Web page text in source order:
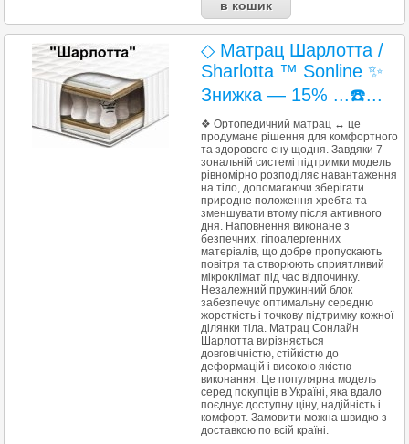
◇ Матрац Шарлотта /
Sharlotta ™ Sonline ✨
Знижка — 15% ...☎️...
❖ Ортопедичний матрац ↔ це
продумане рішення для комфортного
та здорового сну щодня. Завдяки 7-
зональній системі підтримки модель
рівномірно розподіляє навантаження
на тіло, допомагаючи зберігати
природне положення хребта та
зменшувати втому після активного
дня. Наповнення виконане з
безпечних, гіпоалергенних
матеріалів, що добре пропускають
повітря та створюють сприятливий
мікроклімат під час відпочинку.
Незалежний пружинний блок
забезпечує оптимальну середню
жорсткість і точкову підтримку кожної
ділянки тіла. Матрац Сонлайн
Шарлотта вирізняється
довговічністю, стійкістю до
деформацій і високою якістю
виконання. Це популярна модель
серед покупців в Україні, яка вдало
поєднує доступну ціну, надійність і
комфорт. Замовити можна швидко з
доставкою по всій країні.